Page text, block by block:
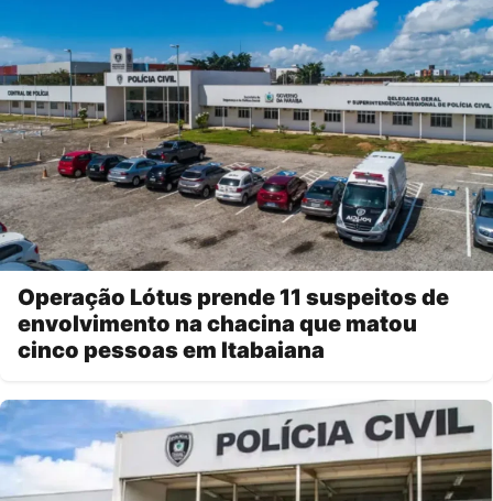
Operação Lótus prende 11 suspeitos de
envolvimento na chacina que matou
cinco pessoas em Itabaiana